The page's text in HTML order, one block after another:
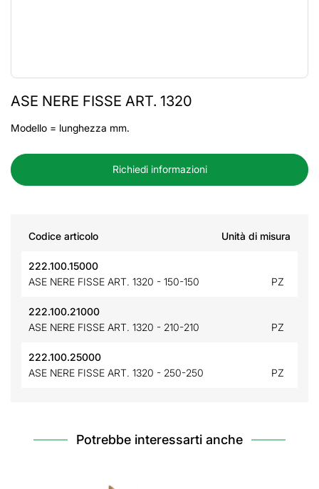
ASE NERE FISSE ART. 1320
Modello = lunghezza mm.
Richiedi informazioni
Codice articolo Unità di misura
222.100.15000
ASE NERE FISSE ART. 1320 - 150-150
PZ
222.100.21000
ASE NERE FISSE ART. 1320 - 210-210
PZ
222.100.25000
ASE NERE FISSE ART. 1320 - 250-250
PZ
Potrebbe interessarti anche